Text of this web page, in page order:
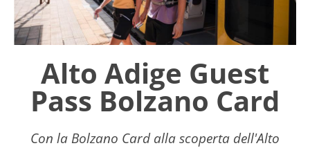
Alto Adige Guest
Pass Bolzano Card
Con la Bolzano Card alla scoperta dell'Alto